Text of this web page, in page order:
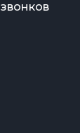
звонков